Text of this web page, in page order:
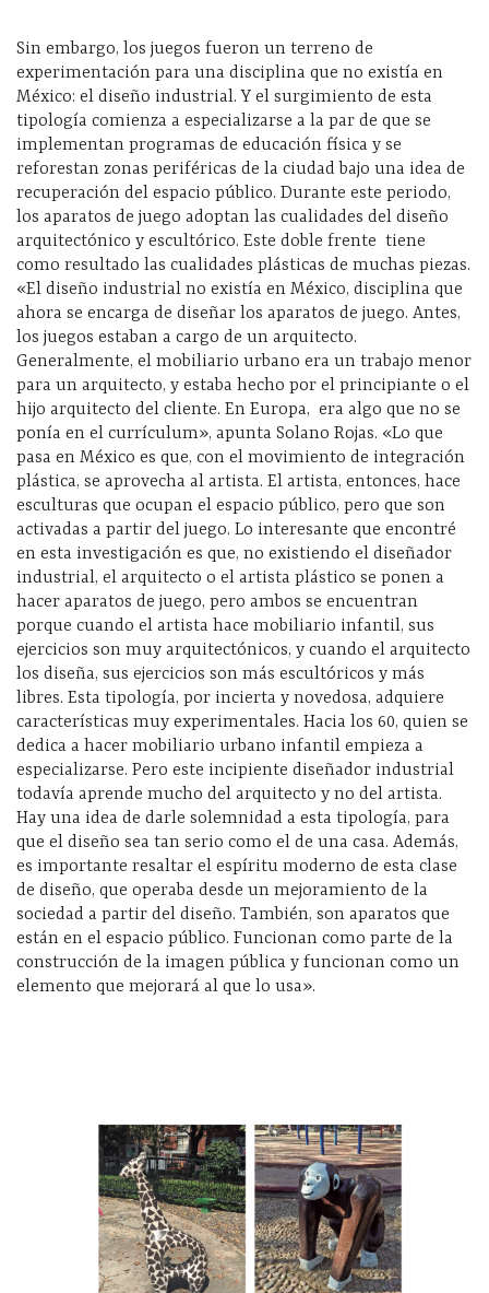
Sin embargo, los juegos fueron un terreno de
experimentación para una disciplina que no existía en
México: el diseño industrial. Y el surgimiento de esta
tipología comienza a especializarse a la par de que se
implementan programas de educación física y se
reforestan zonas periféricas de la ciudad bajo una idea de
recuperación del espacio público. Durante este periodo,
los aparatos de juego adoptan las cualidades del diseño
arquitectónico y escultórico. Este doble frente tiene
como resultado las cualidades plásticas de muchas piezas.
«El diseño industrial no existía en México, disciplina que
ahora se encarga de diseñar los aparatos de juego. Antes,
los juegos estaban a cargo de un arquitecto.
Generalmente, el mobiliario urbano era un trabajo menor
para un arquitecto, y estaba hecho por el principiante o el
hijo arquitecto del cliente. En Europa, era algo que no se
ponía en el currículum», apunta Solano Rojas. «Lo que
pasa en México es que, con el movimiento de integración
plástica, se aprovecha al artista. El artista, entonces, hace
esculturas que ocupan el espacio público, pero que son
activadas a partir del juego. Lo interesante que encontré
en esta investigación es que, no existiendo el diseñador
industrial, el arquitecto o el artista plástico se ponen a
hacer aparatos de juego, pero ambos se encuentran
porque cuando el artista hace mobiliario infantil, sus
ejercicios son muy arquitectónicos, y cuando el arquitecto
los diseña, sus ejercicios son más escultóricos y más
libres. Esta tipología, por incierta y novedosa, adquiere
características muy experimentales. Hacia los 60, quien se
dedica a hacer mobiliario urbano infantil empieza a
especializarse. Pero este incipiente diseñador industrial
todavía aprende mucho del arquitecto y no del artista.
Hay una idea de darle solemnidad a esta tipología, para
que el diseño sea tan serio como el de una casa. Además,
es importante resaltar el espíritu moderno de esta clase
de diseño, que operaba desde un mejoramiento de la
sociedad a partir del diseño. También, son aparatos que
están en el espacio público. Funcionan como parte de la
construcción de la imagen pública y funcionan como un
elemento que mejorará al que lo usa».